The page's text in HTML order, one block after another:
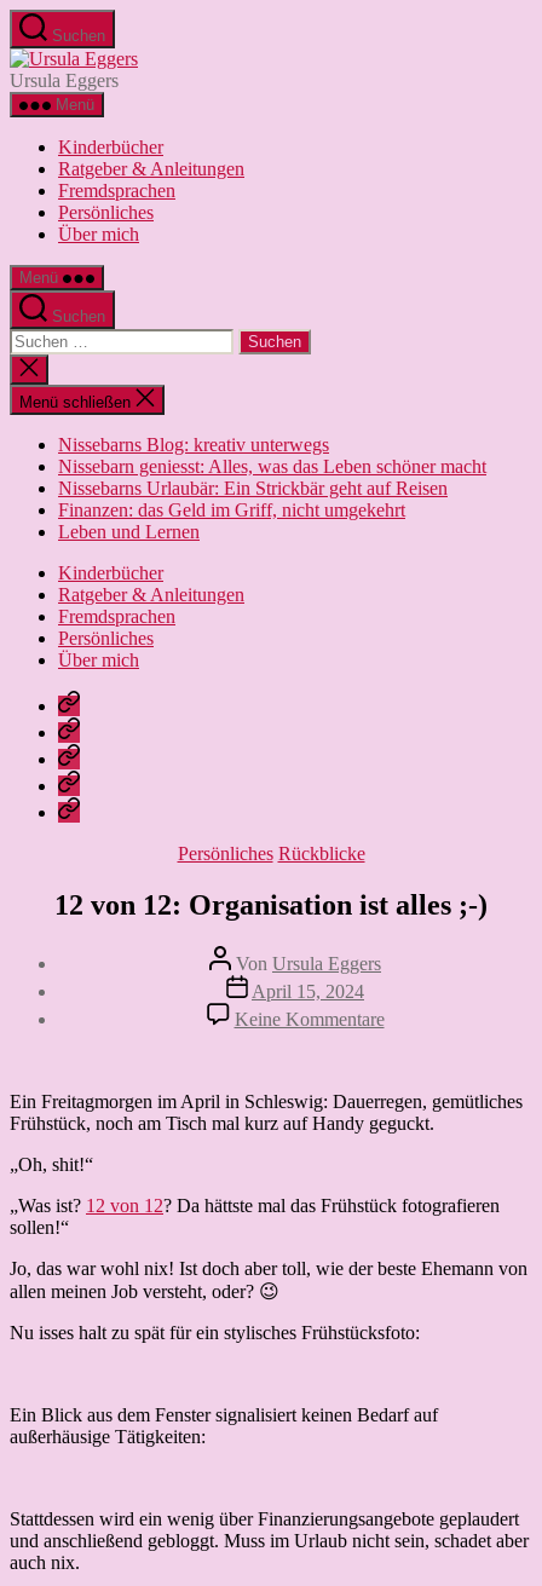
Zum
Inhalt
springen
Suchen
Ursula
Ursula Eggers
Menü
Kinderbücher
Ratgeber & Anleitungen
Fremdsprachen
Persönliches
Über mich
Menü
Suchen
Suchen
nach:
Suche
schließen
Menü schließen
Nissebarns Blog: kreativ unterwegs
Nissebarn geniesst: Alles, was das Leben schöner macht
Nissebarns Urlaubär: Ein Strickbär geht auf Reisen
Finanzen: das Geld im Griff, nicht umgekehrt
Leben und Lernen
Kinderbücher
Ratgeber & Anleitungen
Fremdsprachen
Persönliches
Über mich
Nissebarns
Blog:
kreativ
unterwegs
Nissebarn
geniesst:
Alles,
was
das
Nissebarns
Urlaubär:
Ein
Strickbär
Finanzen:
das
Geld
umgekehrt
Leben
und
Kategorien
Persönliches Rückblicke
12 von 12: Organisation ist alles ;-)
Beitragsautor
Von Ursula Eggers
Veröffentlichungsdatum
April 15, 2024
Keine Kommentarezu
12
Organisation
ist
Ein Freitagmorgen im April in Schleswig: Dauerregen, gemütliches
Frühstück, noch am Tisch mal kurz auf Handy geguckt.
„Oh, shit!“
„Was ist? 12 von 12? Da hättste mal das Frühstück fotografieren
sollen!“
Jo, das war wohl nix! Ist doch aber toll, wie der beste Ehemann von
allen meinen Job versteht, oder? 😉
Nu isses halt zu spät für ein stylisches Frühstücksfoto:
Ein Blick aus dem Fenster signalisiert keinen Bedarf auf
außerhäusige Tätigkeiten:
Stattdessen wird ein wenig über Finanzierungsangebote geplaudert
und anschließend gebloggt. Muss im Urlaub nicht sein, schadet aber
auch nix.